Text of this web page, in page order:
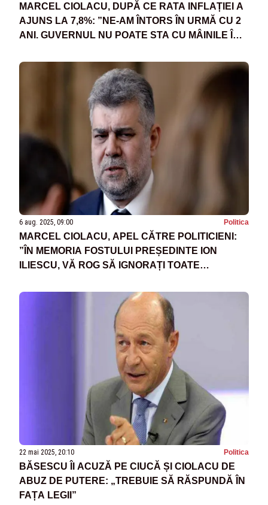
MARCEL CIOLACU, DUPĂ CE RATA INFLAȚIEI A
AJUNS LA 7,8%: ”NE-AM ÎNTORS ÎN URMĂ CU 2
ANI. GUVERNUL NU POATE STA CU MÂINILE ÎN
6 aug. 2025, 09:00 Politica
MARCEL CIOLACU, APEL CĂTRE POLITICIENI:
”ÎN MEMORIA FOSTULUI PREȘEDINTE ION
ILIESCU, VĂ ROG SĂ IGNORAȚI TOATE
22 mai 2025, 20:10 Politica
BĂSESCU ÎI ACUZĂ PE CIUCĂ ȘI CIOLACU DE
ABUZ DE PUTERE: „TREBUIE SĂ RĂSPUNDĂ ÎN
FAȚA LEGII”